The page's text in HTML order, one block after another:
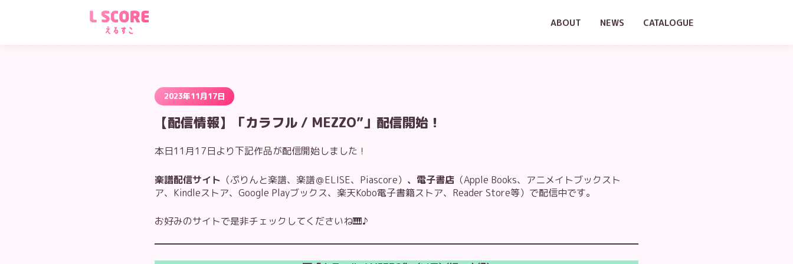
ABOUT NEWS CATALOGUE
2023年11月17日
【配信情報】「カラフル / MEZZO”」配信開始！
本日11月17日より下記作品が配信開始しました！
楽譜配信サイト （ぷりんと楽譜、楽譜＠ELISE、Piascore） 、 電子書店 （Apple Books、アニメイトブックスト
ア、Kindleストア、Google Playブックス、楽天Kobo電子書籍ストア、Reader Store等）で配信中です。
お好みのサイトで是非チェックしてくださいね🎹♪